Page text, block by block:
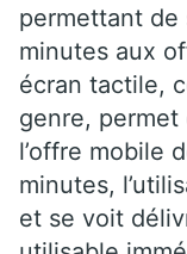
permettant de
minutes aux
écran tactile,
genre, permet
l’offre mobile
minutes,
et se voit